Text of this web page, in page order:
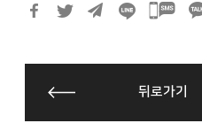
카
유
뒤로가기